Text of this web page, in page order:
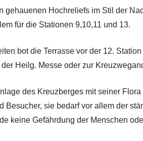
gehauenen Hochreliefs im Stil der
für die Stationen 9,10,11 und 13.
bot die Terrasse vor der 12.
Heilg. Messe oder zur
des Kreuzberges mit seiner
Besucher, sie bedarf vor allem der
keine Gefährdung der Menschen